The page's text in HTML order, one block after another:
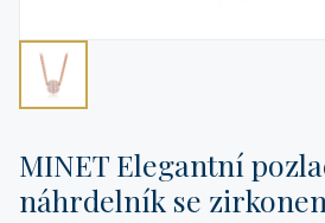
MINET Elegantní
náhrdelník se